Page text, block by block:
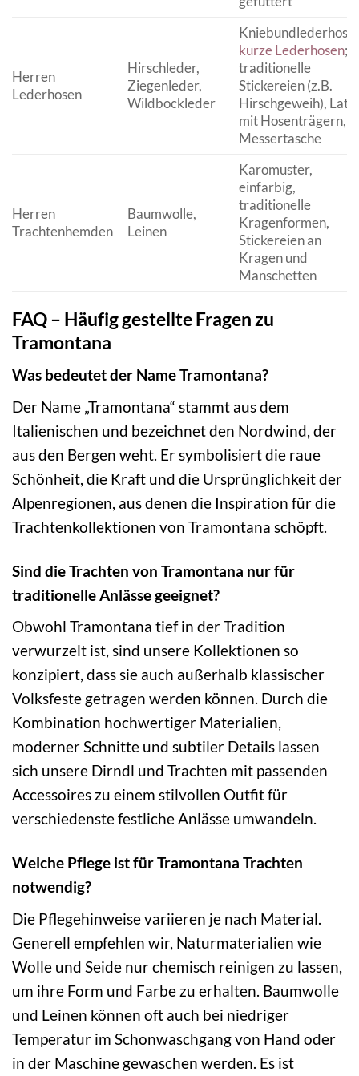
Herren
Lederhosen
Hirschleder,
Ziegenleder,
Wildbockleder
kurze Lederhosen;
traditionelle
Stickereien (z.B.
Hirschgeweih), Latz
mit Hosenträgern,
Messertasche
Herren
Trachtenhemden
Baumwolle,
Leinen
Karomuster,
einfarbig,
traditionelle
Kragenformen,
Stickereien an
Kragen und
Manschetten
FAQ – Häufig gestellte Fragen zu
Tramontana
Was bedeutet der Name Tramontana?
Der Name „Tramontana“ stammt aus dem
Italienischen und bezeichnet den Nordwind, der
aus den Bergen weht. Er symbolisiert die raue
Schönheit, die Kraft und die Ursprünglichkeit der
Alpenregionen, aus denen die Inspiration für die
Trachtenkollektionen von Tramontana schöpft.
Sind die Trachten von Tramontana nur für
traditionelle Anlässe geeignet?
Obwohl Tramontana tief in der Tradition
verwurzelt ist, sind unsere Kollektionen so
konzipiert, dass sie auch außerhalb klassischer
Volksfeste getragen werden können. Durch die
Kombination hochwertiger Materialien,
moderner Schnitte und subtiler Details lassen
sich unsere Dirndl und Trachten mit passenden
Accessoires zu einem stilvollen Outfit für
verschiedenste festliche Anlässe umwandeln.
Welche Pflege ist für Tramontana Trachten
notwendig?
Die Pflegehinweise variieren je nach Material.
Generell empfehlen wir, Naturmaterialien wie
Wolle und Seide nur chemisch reinigen zu lassen,
um ihre Form und Farbe zu erhalten. Baumwolle
und Leinen können oft auch bei niedriger
Temperatur im Schonwaschgang von Hand oder
in der Maschine gewaschen werden. Es ist